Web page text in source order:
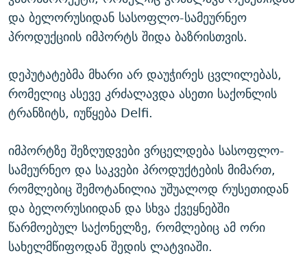
და ბელორუსიდან სასოფლო-სამეურნეო
პროდუქციის იმპორტს შიდა ბაზრისთვის.
დეპუტატებმა მხარი არ დაუჭირეს ცვლილებას,
რომელიც ასევე კრძალავდა ასეთი საქონლის
ტრანზიტს, იუწყება Delfi.
იმპორტზე შეზღუდვები ვრცელდება სასოფლო-
სამეურნეო და საკვები პროდუქტების მიმართ,
რომლებიც შემოტანილია უშუალოდ რუსეთიდან
და ბელორუსიიდან და სხვა ქვეყნებში
წარმოებულ საქონელზე, რომლებიც ამ ორი
სახელმწიფოდან შედის ლატვიაში.